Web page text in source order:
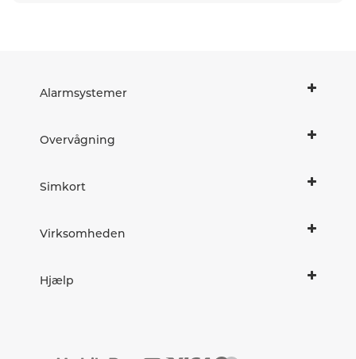
Alarmsystemer
Overvågning
Simkort
Virksomheden
Hjælp